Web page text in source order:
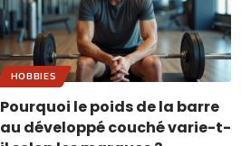
HOBBIES
Pourquoi le poids de la barre
au développé couché varie-t-